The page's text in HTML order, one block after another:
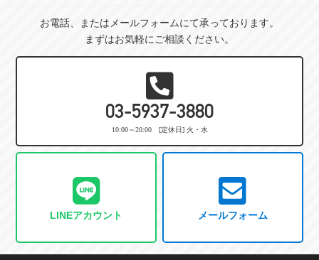
お電話、またはメールフォームにて承っております。
まずはお気軽にご相談ください。
03-5937-3880
10:00～20:00 [定休日] 火・水
LINEアカウント メールフォーム